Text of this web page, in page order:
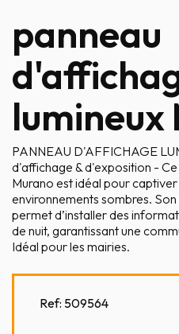
panneau
lumineux
PANNEAU D'AFFICHAGE
d'affichage & d'exposition -
Murano est idéal pour
environnements sombres.
permet d’installer des
de nuit, garantissant une
Idéal pour les mairies.
Ref: 509564